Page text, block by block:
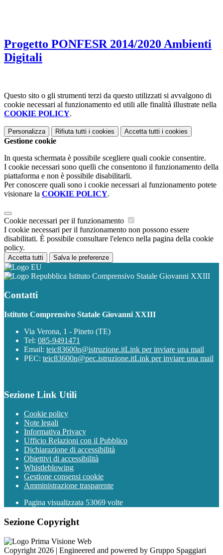
Progetto PONFESR 2014/2020 Ambienti
Digitali
Questo sito o gli strumenti terzi da questo utilizzati si avvalgono di
cookie necessari al funzionamento ed utili alle finalità illustrate nella
COOKIE POLICY.
Personalizza Rifiuta tutti i cookies Accetta tutti i cookies
Gestione cookie
In questa schermata è possibile scegliere quali cookie consentire.
I cookie necessari sono quelli che consentono il funzionamento della
piattaforma e non è possibile disabilitarli.
Per conoscere quali sono i cookie necessari al funzionamento potete
visionare la COOKIE POLICY.
Cookie necessari per il funzionamento
I cookie necessari per il funzionamento non possono essere
disabilitati. È possibile consultare l'elenco nella pagina della cookie
policy.
Accetta tutti Salva le preferenze
Istituto Comprensivo Statale Giovanni XXIII
Contatti
Istituto Comprensivo Statale Giovanni XXIII
Via Verona, 1 - Pineto (TE)
Tel: 085-9491471
Email: teic83600n@istruzione.itLink per inviare una mail
PEC: teic83600n@pec.istruzione.itLink per inviare una mail
Sezione Link Utili
Cookie policy
Note legali
Informativa Privacy
Ufficio Relazioni con il Pubblico
Dichiarazione di accessibilità
Obiettivi di accessibilità
Whistleblowing
Gestione consensi cookie
Amministrazione trasparente
Pagina visualizzata 53069 volte
Sezione Copyright
Copyright 2026 | Engineered and powered by Gruppo Spaggiari